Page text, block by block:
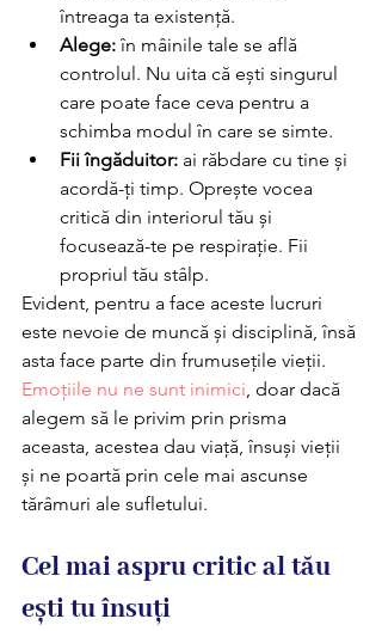
întreaga ta existență.
Alege: în mâinile tale se află
controlul. Nu uita că ești singurul
care poate face ceva pentru a
schimba modul în care se simte.
Fii îngăduitor: ai răbdare cu tine și
acordă-ți timp. Oprește vocea
critică din interiorul tău și
focusează-te pe respirație. Fii
propriul tău stâlp.
Evident, pentru a face aceste lucruri
este nevoie de muncă și disciplină, însă
asta face parte din frumusețile vieții.
Emoțiile nu ne sunt inimici , doar dacă
alegem să le privim prin prisma
aceasta, acestea dau viață, însuși vieții
și ne poartă prin cele mai ascunse
tărâmuri ale sufletului.
Cel mai aspru critic al tău
ești tu însuți